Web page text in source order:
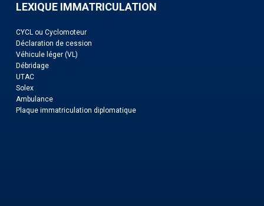
LEXIQUE IMMATRICULATION
CYCL ou Cyclomoteur
Déclaration de cession
Véhicule léger (VL)
Débridage
UTAC
Solex
Ambulance
Plaque immatriculation diplomatique